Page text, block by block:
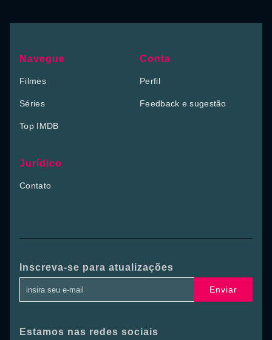
Navegue
Filmes
Séries
Top IMDB
Conta
Perfil
Feedback e sugestão
Jurídico
Contato
Inscreva-se para atualizações
Enviar
Estamos nas redes sociais